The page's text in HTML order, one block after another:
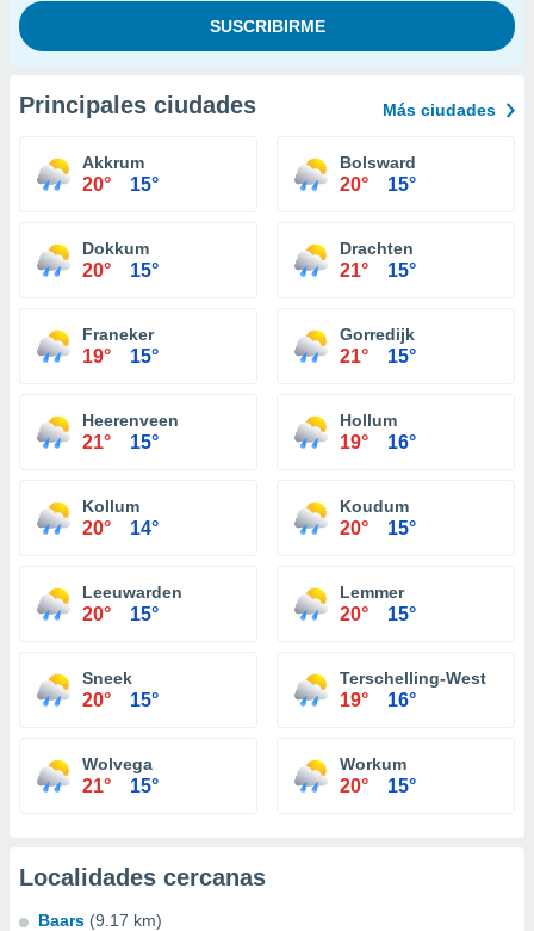
Principales ciudades Más ciudades
Akkrum
20° 15°
Bolsward
20° 15°
Dokkum
20° 15°
Drachten
21° 15°
Franeker
19° 15°
Gorredijk
21° 15°
Heerenveen
21° 15°
Hollum
19° 16°
Kollum
20° 14°
Koudum
20° 15°
Leeuwarden
20° 15°
Lemmer
20° 15°
Sneek
20° 15°
Terschelling-West
19° 16°
Wolvega
21° 15°
Workum
20° 15°
Localidades cercanas
Baars (9.17 km)